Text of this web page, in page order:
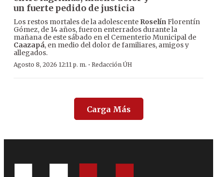
un fuerte pedido de justicia
Los restos mortales de la adolescente RoselínFlorentín
Gómez, de 14 años, fueron enterrados durante la
mañana de este sábado en el Cementerio Municipal de
Caazapá, en medio del dolor de familiares, amigos y
allegados.
Agosto 8, 2026 12:11 p. m. · Redacción ÚH
Carga Más